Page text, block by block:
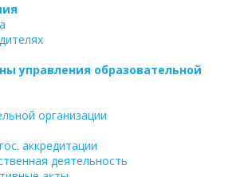
управления образовательной
организации
аккредитации
деятельность